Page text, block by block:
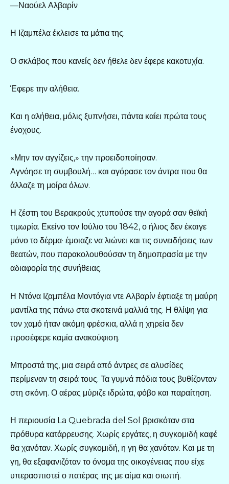
—Ναούελ Αλβαρίν
Η Ιζαμπέλα έκλεισε τα μάτια της.
Ο σκλάβος που κανείς δεν ήθελε δεν έφερε κακοτυχία.
Έφερε την αλήθεια.
Και η αλήθεια, μόλις ξυπνήσει, πάντα καίει πρώτα τους
ένοχους.
«Μην τον αγγίζεις,» την προειδοποίησαν.
Αγνόησε τη συμβουλή… και αγόρασε τον άντρα που θα
άλλαζε τη μοίρα όλων.
Η ζέστη του Βερακρούς χτυπούσε την αγορά σαν θεϊκή
τιμωρία. Εκείνο τον Ιούλιο του 1842, ο ήλιος δεν έκαιγε
μόνο το δέρμα· έμοιαζε να λιώνει και τις συνειδήσεις των
θεατών, που παρακολουθούσαν τη δημοπρασία με την
αδιαφορία της συνήθειας.
Η Ντόνα Ιζαμπέλα Μοντόγια ντε Αλβαρίν έφτιαξε τη μαύρη
μαντίλα της πάνω στα σκοτεινά μαλλιά της. Η θλίψη για
τον χαμό ήταν ακόμη φρέσκια, αλλά η χηρεία δεν
προσέφερε καμία ανακούφιση.
Μπροστά της, μια σειρά από άντρες σε αλυσίδες
περίμεναν τη σειρά τους. Τα γυμνά πόδια τους βυθίζονταν
στη σκόνη. Ο αέρας μύριζε ιδρώτα, φόβο και παραίτηση.
Η περιουσία La Quebrada del Sol βρισκόταν στα
πρόθυρα κατάρρευσης. Χωρίς εργάτες, η συγκομιδή καφέ
θα χανόταν. Χωρίς συγκομιδή, η γη θα χανόταν. Και με τη
γη, θα εξαφανιζόταν το όνομα της οικογένειας που είχε
υπερασπιστεί ο πατέρας της με αίμα και σιωπή.